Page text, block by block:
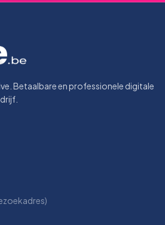
Betaalbare en professionele digitale